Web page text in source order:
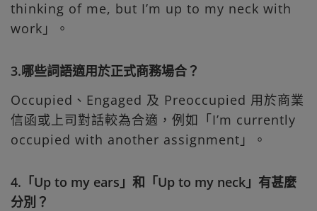
thinking of me, but I’m up to my neck with
work」。
3.哪些詞語適用於正式商務場合？
Occupied、Engaged 及 Preoccupied 用於商業
信函或上司對話較為合適，例如「I’m currently
occupied with another assignment」。
4.「Up to my ears」和「Up to my neck」有甚麼
分別？